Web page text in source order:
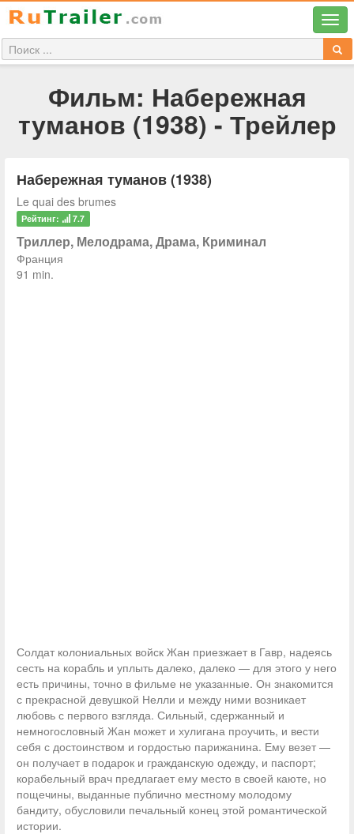
Фильм: Набережная
туманов (1938) - Трейлер
Набережная туманов (1938)
Le quai des brumes
Рейтинг: 7.7
Триллер, Мелодрама, Драма, Криминал
Франция
91 min.
Солдат колониальных войск Жан приезжает в Гавр, надеясь
сесть на корабль и уплыть далеко, далеко — для этого у него
есть причины, точно в фильме не указанные. Он знакомится
с прекрасной девушкой Нелли и между ними возникает
любовь с первого взгляда. Сильный, сдержанный и
немногословный Жан может и хулигана проучить, и вести
себя с достоинством и гордостью парижанина. Ему везет —
он получает в подарок и гражданскую одежду, и паспорт;
корабельный врач предлагает ему место в своей каюте, но
пощечины, выданные публично местному молодому
бандиту, обусловили печальный конец этой романтической
истории.